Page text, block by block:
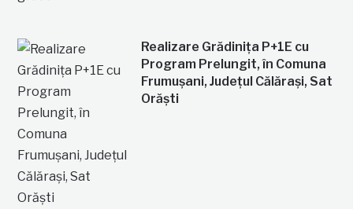
Realizare Grădinița P+1E cu
Program Prelungit, în Comuna
Frumușani, Județul Călărași, Sat
Orăști